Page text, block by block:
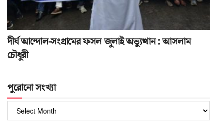
দীর্ঘ আন্দোল-সংগ্রামের ফসল জুলাই অভ্যুত্থান : আসলাম
চৌধুরী
পুরোনো সংখ্যা
পুরোনো
সংখ্যা